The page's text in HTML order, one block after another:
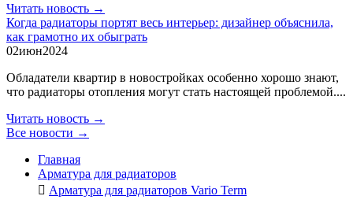
Читать новость →
Когда радиаторы портят весь интерьер: дизайнер объяснила,
как грамотно их обыграть
02июн2024
Обладатели квартир в новостройках особенно хорошо знают,
что радиаторы отопления могут стать настоящей проблемой....
Читать новость →
Все новости →
Главная
Арматура для радиаторов
Арматура для радиаторов Vario Term